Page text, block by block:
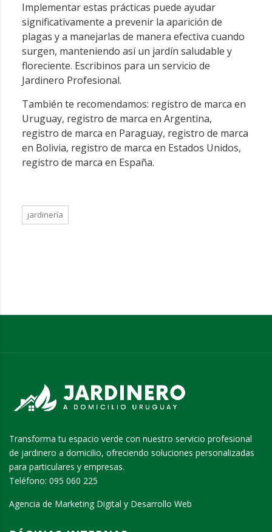
Implementar estas prácticas puede ayudar
significativamente a prevenir la aparición de
plagas y a manejarlas de manera efectiva cuando
surgen, manteniendo así un jardín saludable y
floreciente. Escribinos para un servicio de
Jardinero Profesional.
También te recomendamos: registro de marca en
Uruguay, registro de marca en Argentina,
registro de marca en Paraguay, registro de marca
en Bolivia, registro de marca en Estados Unidos,
registro de marca en España.
jardinería
Transforma tu espacio verde con nuestro servicio profesional
de jardinero a domicilio, ofreciendo soluciones personalizadas
para particulares y empresas.
Teléfono: 095 060 225
Agencia de Marketing Digital y Desarrollo Web